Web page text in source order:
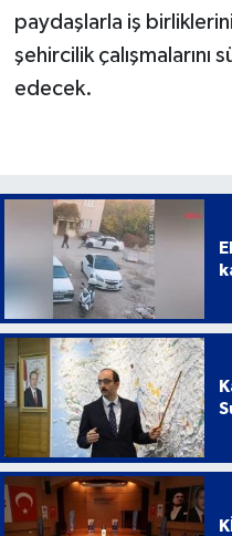
paydaşlarla iş
şehircilik çalışmalarını
edecek.